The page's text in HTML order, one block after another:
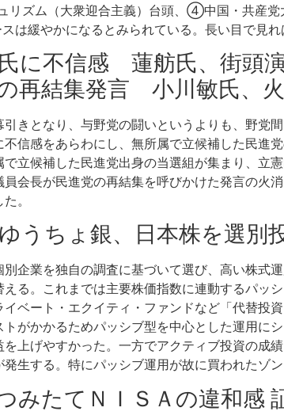
ズム（大衆迎合主義）台頭、④中国・共産党
は緩やかになるとみられている。長い目で見
に不信感 蓮舫氏、街頭
再結集発言 小川敏氏、
きとなり、与野党の闘いというよりも、野党
信感をあらわにし、無所属で立候補した民進
立候補した民進党出身の当選組が集まり、立
会長が民進党の再結集を呼びかけた発言の火
。
うちょ銀、日本株を選別
企業を独自の調査に基づいて選び、高い株式
る。これまでは主要株価指数に連動するパッ
ベート・エクイティ・ファンドなど「代替投
がかかるためパッシブ型を中心とした運用に
上げやすかった。一方でアクティブ投資の
生する。特にパッシブ運用が故に買われたゾ
みたてＮＩＳＡの違和